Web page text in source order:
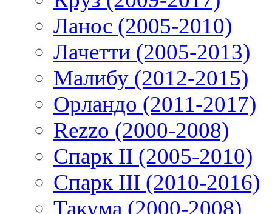
Ланос (2005-2010)
Лачетти (2005-2013)
Малибу (2012-2015)
Орландо (2011-2017)
Rezzo (2000-2008)
Спарк II (2005-2010)
Спарк III (2010-2016)
Такума (2000-2008)